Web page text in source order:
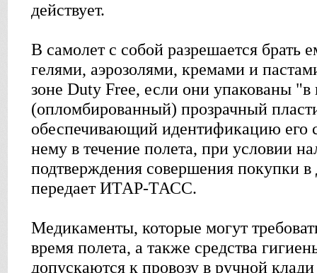
действует.
В самолет с собой разрешается брать
гелями, аэрозолями, кремами и
зоне Duty Free, если они упакованы
(опломбированный) прозрачный
обеспечивающий идентификацию его
нему в течение полета, при условии
подтверждения совершения покупки
передает ИТАР-ТАСС.
Медикаменты, которые могут
время полета, а также средства
допускаются к провозу в ручной